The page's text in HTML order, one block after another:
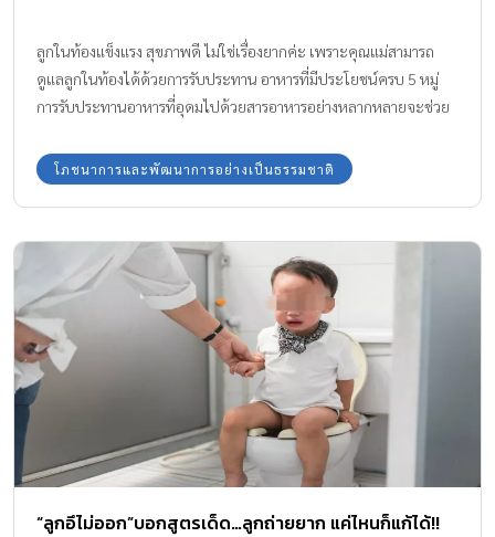
ลูกในท้องแข็งแรง สุขภาพดี ไม่ใช่เรื่องยากค่ะ เพราะคุณแม่สามารถ
ดูแลลูกในท้องได้ด้วยการรับประทาน อาหารที่มีประโยชน์ครบ 5 หมู่
การรับประทานอาหารที่อุดมไปด้วยสารอาหารอย่างหลากหลายจะช่วย
ทุกด้าน รวมถึงสุขภาพร่างกายด้วยค่ะ
โภชนาการและพัฒนาการอย่างเป็นธรรมชาติ
“ลูกอึไม่ออก”บอกสูตรเด็ด…ลูกถ่ายยาก แค่ไหนก็แก้ได้!!